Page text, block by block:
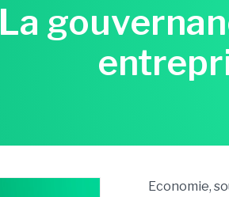
La
Economie,